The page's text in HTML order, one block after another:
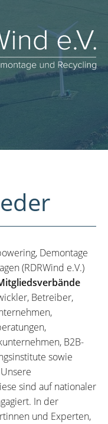
Demontage
(RDRWind e.V.)
Betreiber,
B2B-
sowie
sind auf nationaler
In der
und Experten,